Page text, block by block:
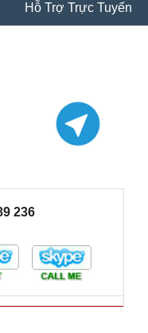
Hỗ Trợ Trực Tuyến
236